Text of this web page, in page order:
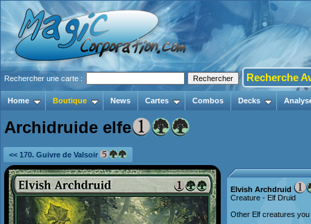
Rechercher une carte : Recherche
Home Boutique News Cartes Combos Decks
Archidruide elfe
<< 170. Guivre de Valsoir
Elvish Archdruid
Creature - Elf Druid
Other Elf creatures